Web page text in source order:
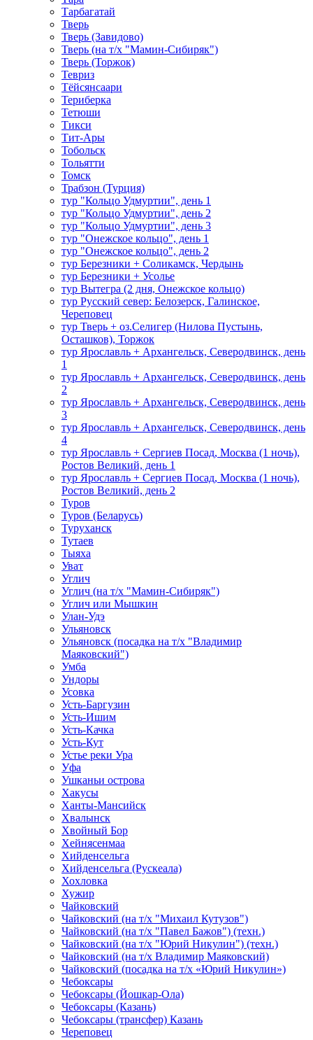
Тарбагатай
Тверь
Тверь (Завидово)
Тверь (на т/х "Мамин-Сибиряк")
Тверь (Торжок)
Тевриз
Тёйсянсаари
Териберка
Тетюши
Тикси
Тит-Ары
Тобольск
Тольятти
Томск
Трабзон (Турция)
тур "Кольцо Удмуртии", день 1
тур "Кольцо Удмуртии", день 2
тур "Кольцо Удмуртии", день 3
тур "Онежское кольцо", день 1
тур "Онежское кольцо", день 2
тур Березники + Соликамск, Чердынь
тур Березники + Усолье
тур Вытегра (2 дня, Онежское кольцо)
тур Русский север: Белозерск, Галинское,
Череповец
тур Тверь + оз.Селигер (Нилова Пустынь,
Осташков), Торжок
тур Ярославль + Архангельск, Северодвинск, день
1
тур Ярославль + Архангельск, Северодвинск, день
2
тур Ярославль + Архангельск, Северодвинск, день
3
тур Ярославль + Архангельск, Северодвинск, день
4
тур Ярославль + Сергиев Посад, Москва (1 ночь),
Ростов Великий, день 1
тур Ярославль + Сергиев Посад, Москва (1 ночь),
Ростов Великий, день 2
Туров
Туров (Беларусь)
Туруханск
Тутаев
Тыяха
Уват
Углич
Углич (на т/х "Мамин-Сибиряк")
Углич или Мышкин
Улан-Удэ
Ульяновск
Ульяновск (посадка на т/х "Владимир
Маяковский")
Умба
Ундоры
Усовка
Усть-Баргузин
Усть-Ишим
Усть-Качка
Усть-Кут
Устье реки Ура
Уфа
Ушканьи острова
Хакусы
Ханты-Мансийск
Хвалынск
Хвойный Бор
Хейнясенмаа
Хийденсельга
Хийденсельга (Рускеала)
Хохловка
Хужир
Чайковский
Чайковский (на т/х "Михаил Кутузов")
Чайковский (на т/х "Павел Бажов") (техн.)
Чайковский (на т/х "Юрий Никулин") (техн.)
Чайковский (на т/х Владимир Маяковский)
Чайковский (посадка на т/х «Юрий Никулин»)
Чебоксары
Чебоксары (Йошкар-Ола)
Чебоксары (Казань)
Чебоксары (трансфер) Казань
Череповец